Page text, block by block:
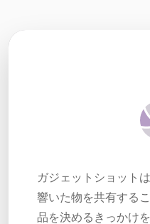
ガジェットショット
響いた物を共有する
品を決めるきっかけ